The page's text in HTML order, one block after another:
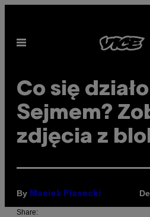
content
Open
​Co się
Sejmem?
zdjęcia z
By Maciek Piasecki
Share: